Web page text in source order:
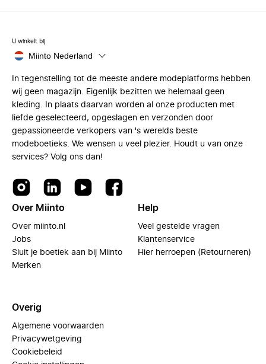
U winkelt bij
Miinto Nederland
In tegenstelling tot de meeste andere modeplatforms hebben
wij geen magazijn. Eigenlijk bezitten we helemaal geen
kleding. In plaats daarvan worden al onze producten met
liefde geselecteerd, opgeslagen en verzonden door
gepassioneerde verkopers van 's werelds beste
modeboetieks. We wensen u veel plezier. Houdt u van onze
services? Volg ons dan!
Over Miinto
Over miinto.nl
Jobs
Sluit je boetiek aan bij Miinto
Merken
Help
Veel gestelde vragen
Klantenservice
Hier herroepen (Retourneren)
Overig
Algemene voorwaarden
Privacywetgeving
Cookiebeleid